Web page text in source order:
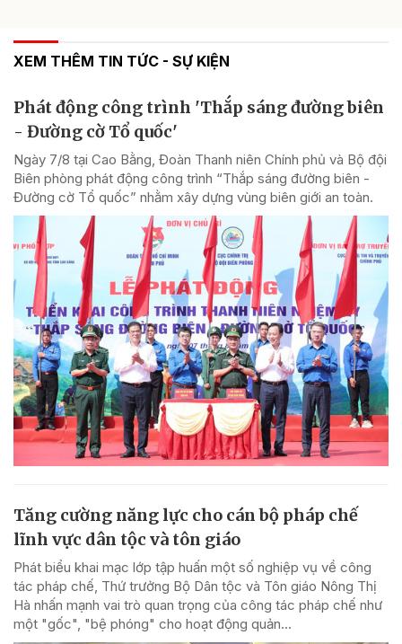
XEM THÊM TIN TỨC - SỰ KIỆN
Phát động công trình 'Thắp sáng đường biên
- Đường cờ Tổ quốc'
Ngày 7/8 tại Cao Bằng, Đoàn Thanh niên Chính phủ và Bộ đội
Biên phòng phát động công trình “Thắp sáng đường biên -
Đường cờ Tổ quốc” nhằm xây dựng vùng biên giới an toàn.
Tăng cường năng lực cho cán bộ pháp chế
lĩnh vực dân tộc và tôn giáo
Phát biểu khai mạc lớp tập huấn một số nghiệp vụ về công
tác pháp chế, Thứ trưởng Bộ Dân tộc và Tôn giáo Nông Thị
Hà nhấn mạnh vai trò quan trọng của công tác pháp chế như
một "gốc", "bệ phóng" cho hoạt động quản...